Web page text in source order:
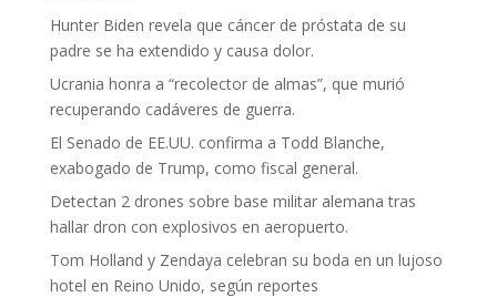
Hunter Biden revela que cáncer de próstata de su
padre se ha extendido y causa dolor.
Ucrania honra a “recolector de almas”, que murió
recuperando cadáveres de guerra.
El Senado de EE.UU. confirma a Todd Blanche,
exabogado de Trump, como fiscal general.
Detectan 2 drones sobre base militar alemana tras
hallar dron con explosivos en aeropuerto.
Tom Holland y Zendaya celebran su boda en un lujoso
hotel en Reino Unido, según reportes